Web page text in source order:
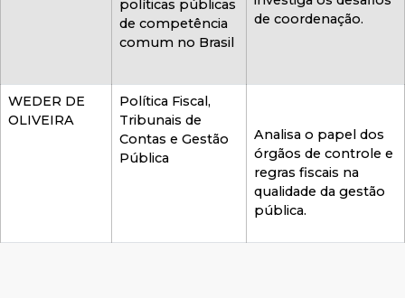
políticas públicas
de competência
comum no Brasil
de coordenação.
WEDER DE
OLIVEIRA
Política Fiscal,
Tribunais de
Contas e Gestão
Pública
Analisa o papel dos
órgãos de controle e
regras fiscais na
qualidade da gestão
pública.